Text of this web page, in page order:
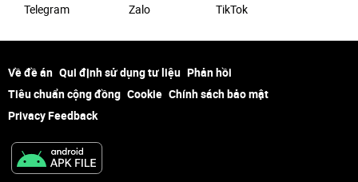
Telegram Zalo ТikТоk
Về đề án Qui định sử dụng tư liệu Phản hồi
Tiêu chuẩn cộng đồng Cookie Chính sách bảo mật
Privacy Feedback